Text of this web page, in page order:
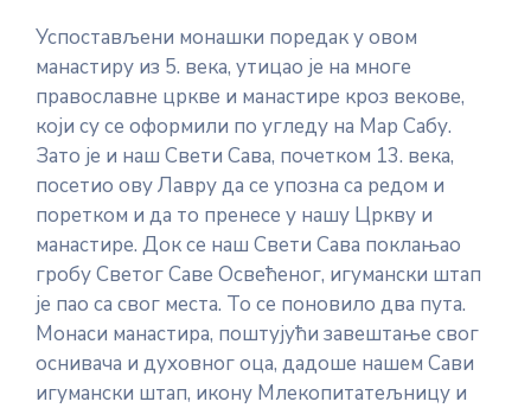
Успостављени монашки поредак у овом
манастиру из 5. века, утицао је на многе
православне цркве и манастире кроз векове,
који су се оформили по угледу на Мар Сабу.
Зато је и наш Свети Сава, почетком 13. века,
посетио ову Лавру да се упозна са редом и
поретком и да то пренесе у нашу Цркву и
манастире. Док се наш Свети Сава поклањао
гробу Светог Саве Освећеног, игумански штап
је пао са свог места. То се поновило два пута.
Монаси манастира, поштујући завештање свог
оснивача и духовног оца, дадоше нашем Сави
игумански штап, икону Млекопитатељницу и